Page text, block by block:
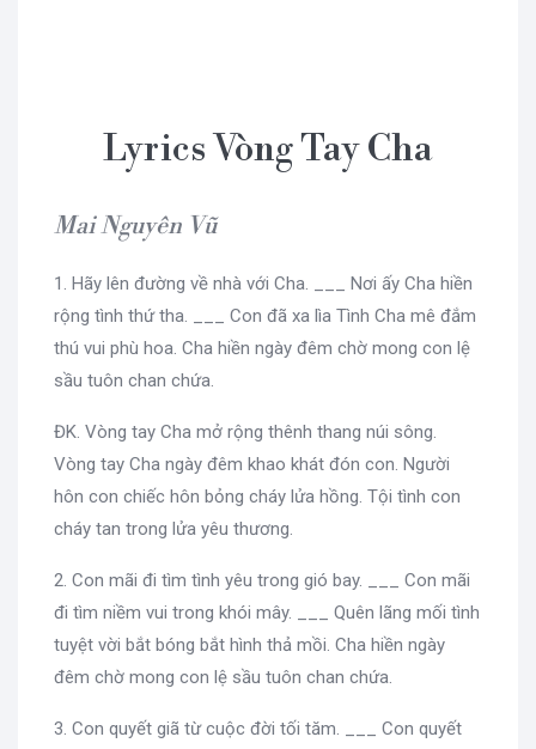
Lyrics Vòng Tay Cha
Mai Nguyên Vũ
1. Hãy lên đường về nhà với Cha. ___ Nơi ấy Cha hiền
rộng tình thứ tha. ___ Con đã xa lìa Tình Cha mê đắm
thú vui phù hoa. Cha hiền ngày đêm chờ mong con lệ
sầu tuôn chan chứa.
ĐK. Vòng tay Cha mở rộng thênh thang núi sông.
Vòng tay Cha ngày đêm khao khát đón con. Người
hôn con chiếc hôn bỏng cháy lửa hồng. Tội tình con
cháy tan trong lửa yêu thương.
2. Con mãi đi tìm tình yêu trong gió bay. ___ Con mãi
đi tìm niềm vui trong khói mây. ___ Quên lãng mối tình
tuyệt vời bắt bóng bắt hình thả mồi. Cha hiền ngày
đêm chờ mong con lệ sầu tuôn chan chứa.
3. Con quyết giã từ cuộc đời tối tăm. ___ Con quyết